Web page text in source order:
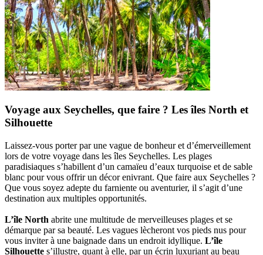
Voyage aux Seychelles, que faire ? Les îles North et
Silhouette
Laissez-vous porter par une vague de bonheur et d’émerveillement
lors de votre voyage dans les îles Seychelles. Les plages
paradisiaques s’habillent d’un camaïeu d’eaux turquoise et de sable
blanc pour vous offrir un décor enivrant. Que faire aux Seychelles ?
Que vous soyez adepte du farniente ou aventurier, il s’agit d’une
destination aux multiples opportunités.
L’île North abrite une multitude de merveilleuses plages et se
démarque par sa beauté. Les vagues lècheront vos pieds nus pour
vous inviter à une baignade dans un endroit idyllique. L’île
Silhouette s’illustre, quant à elle, par un écrin luxuriant au beau